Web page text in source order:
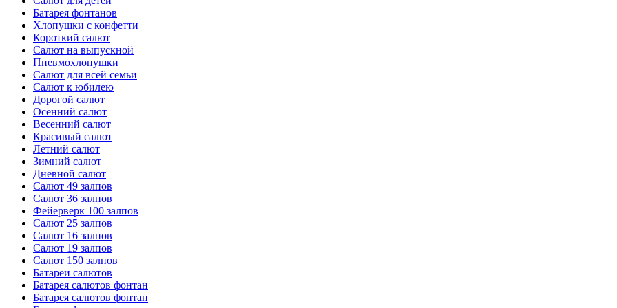
Батарея фонтанов
Хлопушки с конфетти
Короткий салют
Салют на выпускной
Пневмохлопушки
Салют для всей семьи
Салют к юбилею
Дорогой салют
Осенний салют
Весенний салют
Красивый салют
Летний салют
Зимний салют
Дневной салют
Салют 49 залпов
Салют 36 залпов
Фейерверк 100 залпов
Салют 25 залпов
Салют 16 залпов
Салют 19 залпов
Салют 150 залпов
Батареи салютов
Батарея салютов фонтан
Батарея салютов фонтан